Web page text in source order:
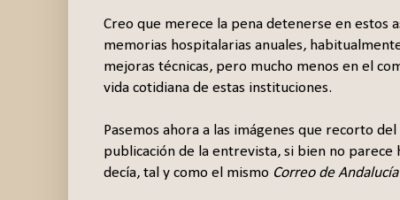
Creo que merece la pena detenerse en estos
memorias hospitalarias anuales,
mejoras técnicas, pero mucho menos en el
vida cotidiana de estas instituciones.
Pasemos ahora a las imágenes que recorto
publicación de la entrevista, si bien no
decía, tal y como el mismo Correo de Andalucía